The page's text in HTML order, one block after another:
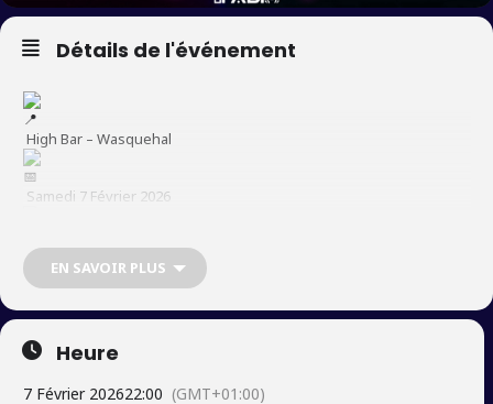
Détails de l'événement
High Bar – Wasquehal
Samedi 7 Février 2026
22h – 05h
⸻
Un DJ. Une ambiance. Une nuit entière pour danser.
EN SAVOIR PLUS
Heure
7 Février 202622:00 (GMT+01:00)